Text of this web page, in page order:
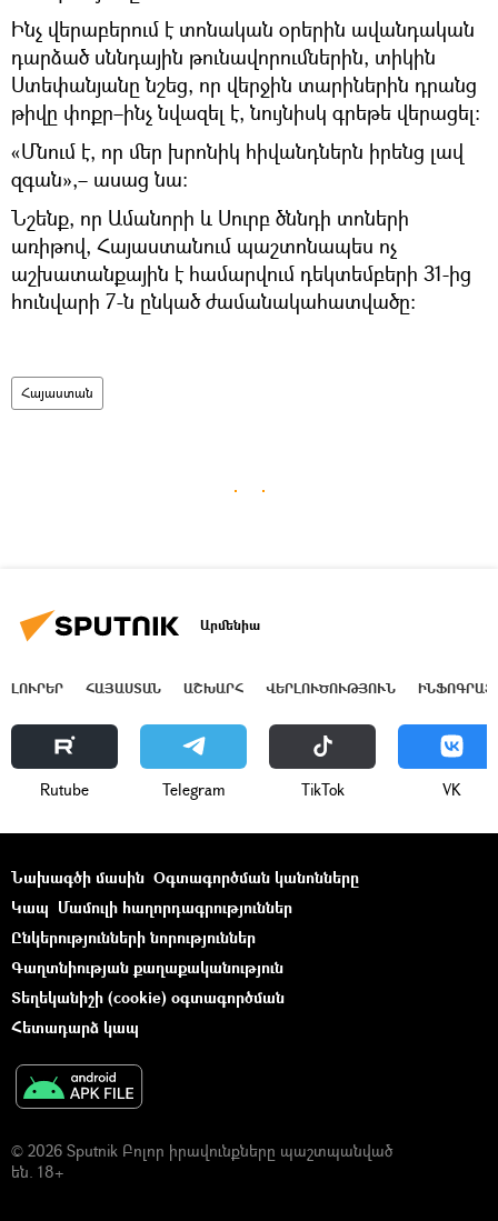
Ինչ վերաբերում է տոնական օրերին ավանդական
դարձած սննդային թունավորումներին, տիկին
Ստեփանյանը նշեց, որ վերջին տարիներին դրանց
թիվը փոքր–ինչ նվազել է, նույնիսկ գրեթե վերացել։
«Մնում է, որ մեր խրոնիկ հիվանդներն իրենց լավ
զգան»,– ասաց նա։
Նշենք, որ Ամանորի և Սուրբ ծննդի տոների
առիթով, Հայաստանում պաշտոնապես ոչ
աշխատանքային է համարվում դեկտեմբերի 31-ից
հունվարի 7-ն ընկած ժամանակահատվածը։
Հայաստան
Արմենիա
ԼՈՒՐԵՐ ՀԱՅԱՍՏԱՆ ԱՇԽԱՐՀ ՎԵՐԼՈՒԾՈՒԹՅՈՒՆ
Rutube Telegram ТikТоk VK
Նախագծի մասին Օգտագործման կանոնները
Կապ Մամուլի հաղորդագրություններ
Ընկերությունների նորություններ
Գաղտնիության քաղաքականություն
Տեղեկանիշի (cookie) օգտագործման
Հետադարձ կապ
© 2026 Sputnik Բոլոր իրավունքները պաշտպանված
են. 18+